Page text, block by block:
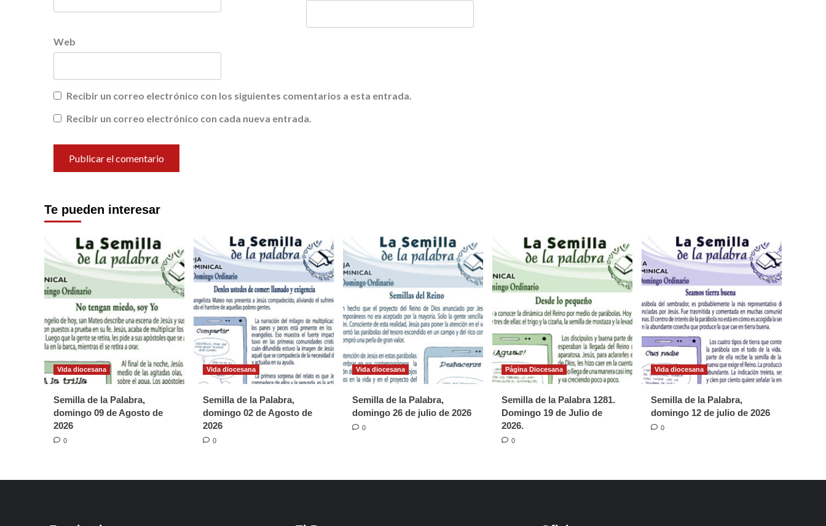
Web
Recibir un correo electrónico con los siguientes comentarios a esta entrada.
Recibir un correo electrónico con cada nueva entrada.
Te pueden interesar
Vida diocesana
Semilla de la Palabra,
domingo 09 de Agosto de
2026
0
Vida diocesana
Semilla de la Palabra,
domingo 02 de Agosto de
2026
0
Vida diocesana
Semilla de la Palabra,
domingo 26 de julio de 2026
0
Página Diocesana
Semilla de la Palabra 1281.
Domingo 19 de Julio de
2026.
0
Vida diocesana
Semilla de la Palabra,
domingo 12 de julio de 2026
0